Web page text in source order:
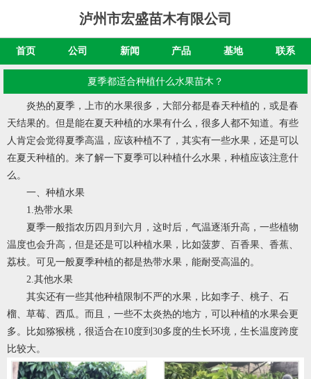
泸州市宏盛苗木有限公司
首页 公司 新闻 产品 基地 联系
夏季都适合种植什么水果苗木？
炎热的夏季，上市的水果很多，大部分都是春天种植的，或是春
天结果的。但是能在夏天种植的水果有什么，很多人都不知道。有些
人肯定会觉得夏季高温，应该种植不了，其实有一些水果，还是可以
在夏天种植的。来了解一下夏季可以种植什么水果，种植应该注意什
么。
一、种植水果
1.热带水果
夏季一般指农历四月到六月，这时后，气温逐渐升高，一些植物
温度也会升高，但是还是可以种植水果，比如菠萝、百香果、香蕉、
荔枝。可见一般夏季种植的都是热带水果，能耐受高温的。
2.其他水果
其实还有一些其他种植限制不严的水果，比如李子、桃子、石
榴、草莓、西瓜。而且，一些不太炎热的地方，可以种植的水果会更
多。比如猕猴桃，很适合在10度到30多度的生长环境，生长温度跨度
比较大。